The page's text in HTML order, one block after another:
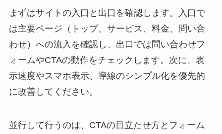
まずはサイトの入口と出口を確認します。入口で
は主要ページ（トップ、サービス、料金、問い合
わせ）への流入を確認し、出口では問い合わせフ
ォームやCTAの動作をチェックします。次に、表
示速度やスマホ表示、導線のシンプル化を優先的
に改善してください。
並行して行うのは、CTAの目立たせ方とフォーム